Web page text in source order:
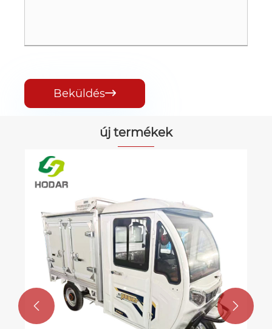
Beküldés
új termékek
Elektromos szállítási motorkerékpár
Mutass többet >>
 